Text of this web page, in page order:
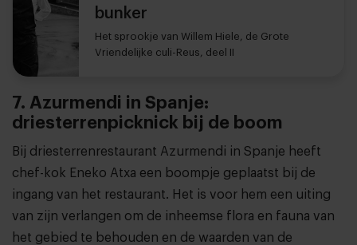
bunker
Het sprookje van Willem Hiele, de Grote
Vriendelijke culi-Reus, deel II
7. Azurmendi in Spanje:
driesterrenpicknick bij de boom
Bij driesterrenrestaurant Azurmendi in Spanje heeft
chef-kok Eneko Atxa een boompje geplaatst bij de
ingang van het restaurant. Het is voor hem een uiting
van zijn verlangen om de inheemse flora en fauna van
het gebied te behouden en de waarden van de